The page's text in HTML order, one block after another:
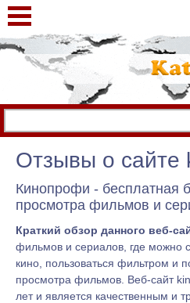
Отзывы о сайте
Кинопрофи - бесплатная
просмотра фильмов и
Краткий обзор данного веб-
фильмов и сериалов, где можно
кино, пользоваться фильтром и
просмотра фильмов. Веб-сайт
лет и является качественным и